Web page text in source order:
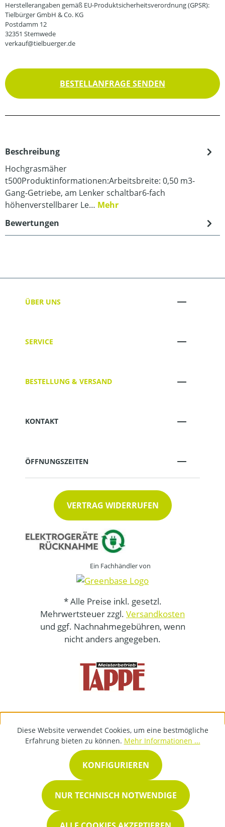
Herstellerangaben gemäß EU-Produktsicherheitsverordnung (GPSR):
Tielbürger GmbH & Co. KG
Postdamm 12
32351 Stemwede
verkauf@tielbuerger.de
BESTELLANFRAGE SENDEN
Beschreibung
Hochgrasmäher
t500Produktinformationen:Arbeitsbreite: 0,50 m3-
Gang-Getriebe, am Lenker schaltbar6-fach
höhenverstellbarer Le… Mehr
Bewertungen
ÜBER UNS
SERVICE
BESTELLUNG & VERSAND
KONTAKT
ÖFFNUNGSZEITEN
VERTRAG WIDERRUFEN
Ein Fachhändler von
* Alle Preise inkl. gesetzl.
Mehrwertsteuer zzgl. Versandkosten
und ggf. Nachnahmegebühren, wenn
nicht anders angegeben.
Diese Website verwendet Cookies, um eine bestmögliche
Erfahrung bieten zu können. Mehr Informationen ...
NUR TECHNISCH NOTWENDIGE
KONFIGURIEREN